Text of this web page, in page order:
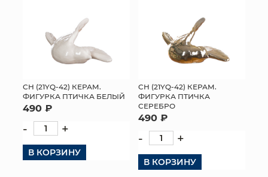
СН (21YQ-42) КЕРАМ.
ФИГУРКА ПТИЧКА БЕЛЫЙ
490 ₽
- +
В КОРЗИНУ
СН (21YQ-42) КЕРАМ.
ФИГУРКА ПТИЧКА
СЕРЕБРО
490 ₽
- +
В КОРЗИНУ